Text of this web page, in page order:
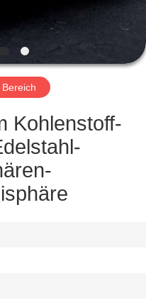
Kohlenstoff-